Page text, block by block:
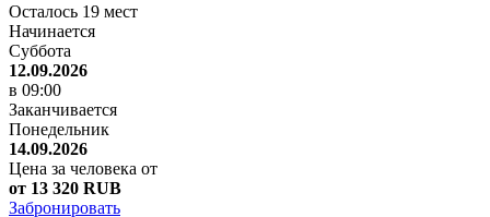
Осталось 19 мест
Начинается
Суббота
12.09.2026
в 09:00
Заканчивается
Понедельник
14.09.2026
Цена за человека от
от 13 320 RUB
Забронировать